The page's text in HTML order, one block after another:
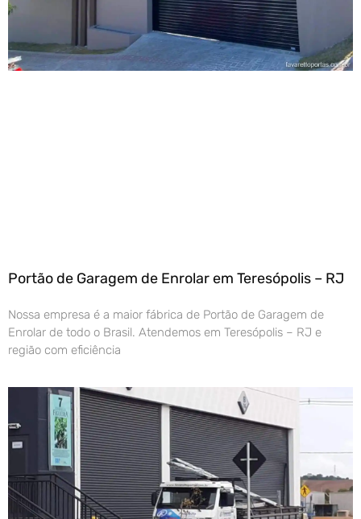
Portão de Garagem de Enrolar em Teresópolis – RJ
Nossa empresa é a maior fábrica de Portão de Garagem de
Enrolar de todo o Brasil. Atendemos em Teresópolis – RJ e
região com eficiência